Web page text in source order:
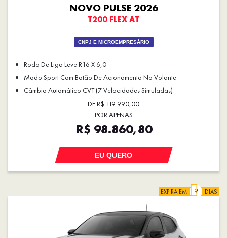
NOVO PULSE 2026
T200 FLEX AT
CNPJ E MICROEMPRESÁRIO
Roda De Liga Leve R16 X 6,0
Modo Sport Com Botão De Acionamento No Volante
Câmbio Automático CVT (7 Velocidades Simuladas)
DE R$ 119.990,00
POR APENAS
R$ 98.860,80
EU QUERO
EXPIRA EM DIAS